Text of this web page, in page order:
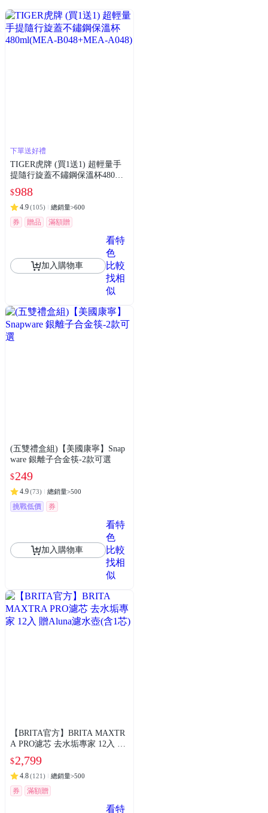
下單送好禮
TIGER虎牌 (買1送1) 超輕量手
提隨行旋蓋不鏽鋼保溫杯480ml
$988
4.9(105) 總銷量>600
券 贈品 滿額贈
加入購物車
看特
色
比較
找相
似
(五雙禮盒組)【美國康寧】Snap
ware 銀離子合金筷-2款可選
$249
4.9(73) 總銷量>500
挑戰低價 券
加入購物車
看特
色
比較
找相
似
【BRITA官方】BRITA MAXTR
A PRO濾芯 去水垢專家 12入 贈
$2,799
4.8(121) 總銷量>500
券 滿額贈
看特